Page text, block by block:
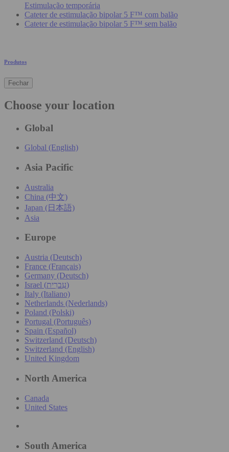
Estimulação temporária
Cateter de estimulação bipolar 5 F™ com balão
Cateter de estimulação bipolar 5 F™ sem balão
Produtos
Fechar
Choose your location
Global
Global (English)
Asia Pacific
Australia
China (中文)
Japan (日本語)
Asia
Europe
Austria (Deutsch)
France (Français)
Germany (Deutsch)
Israel (עִברִית)
Italy (Italiano)
Netherlands (Nederlands)
Poland (Polski)
Portugal (Português)
Spain (Español)
Switzerland (Deutsch)
Switzerland (English)
United Kingdom
North America
Canada
United States
South America